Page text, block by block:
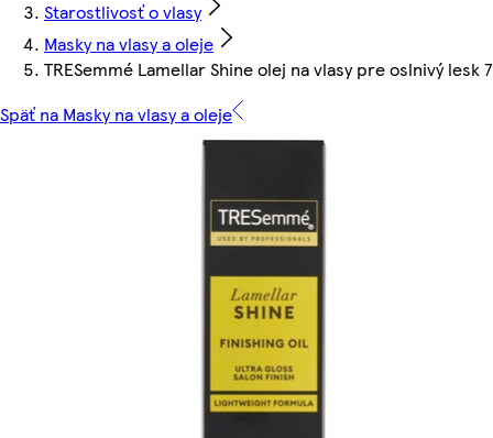
Starostlivosť o vlasy
Masky na vlasy a oleje
TRESemmé Lamellar Shine olej na vlasy pre oslnivý lesk
Späť na Masky na vlasy a oleje